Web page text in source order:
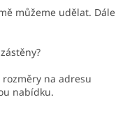
můžeme udělat. Dále
na adresu
nabídku.